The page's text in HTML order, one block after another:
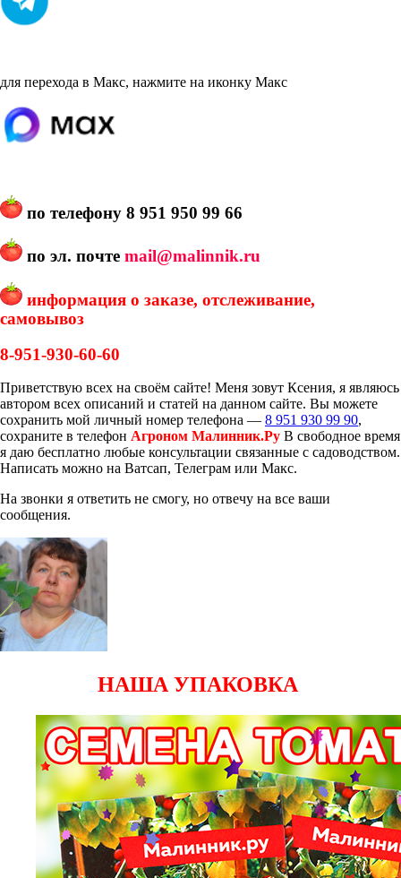
для перехода в Макс, нажмите на иконку Макс
по телефону 8 951 950 99 66
по эл. почте mail@malinnik.ru
информация о заказе, отслеживание,
самовывоз
8-951-930-60-60
Приветствую всех на своём сайте! Меня зовут Ксения, я являюсь
автором всех описаний и статей на данном сайте. Вы можете
сохранить мой личный номер телефона — 8 951 930 99 90,
сохраните в телефон Агроном Малинник.Ру В свободное время
я даю бесплатно любые консультации связанные с садоводством.
Написать можно на Ватсап, Телеграм или Макс.
На звонки я ответить не смогу, но отвечу на все ваши
сообщения.
НАША УПАКОВКА